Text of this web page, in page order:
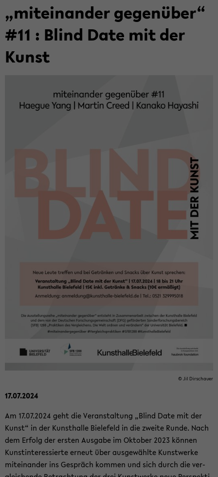
„mit­ein­an­der ge­gen­über“
#11 : Blind Date mit der
Kunst
© Jil Dir­schau­er
17.07.2024
Am 17.07.2024 geht die Ver­an­stal­tung „Blind Date mit der
Kunst“ in der Kunst­hal­le Bie­le­feld in die zwei­te Runde. Nach
dem Er­folg der ers­ten Aus­ga­be im Ok­to­ber 2023 kön­nen
Kunst­in­ter­es­sier­te er­neut über aus­ge­wähl­te Kunst­wer­ke
mit­ein­an­der ins Ge­spräch kom­men und sich durch die ver­